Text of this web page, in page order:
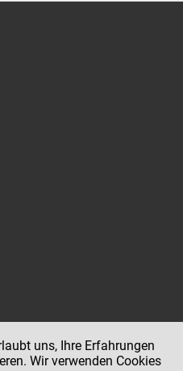
uns, Ihre Erfahrungen
Wir verwenden Cookies